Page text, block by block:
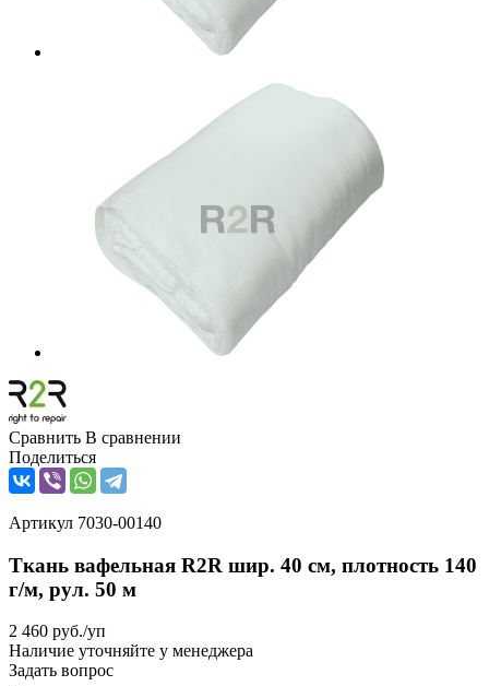
Сравнить В сравнении
Поделиться
Артикул 7030-00140
Ткань вафельная R2R шир. 40 см, плотность 140
г/м, рул. 50 м
2 460 руб./уп
Наличие уточняйте у менеджера
Задать вопрос